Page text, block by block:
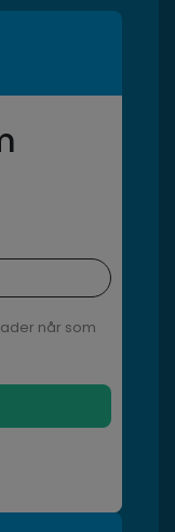
når som